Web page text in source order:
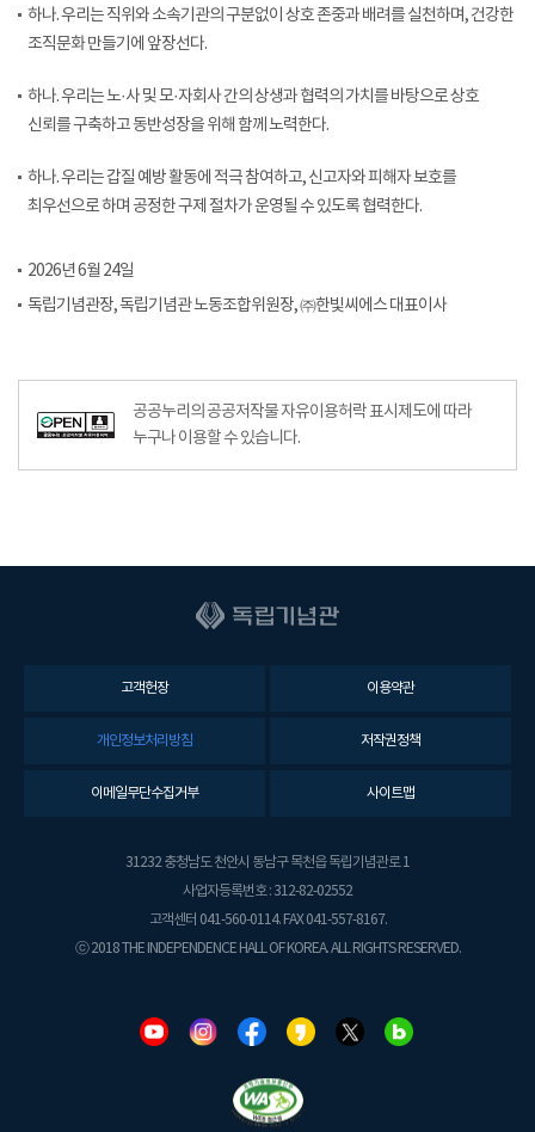
하나. 우리는 직위와 소속기관의 구분없이 상호 존중과 배려를 실천하며, 건강한
조직문화 만들기에 앞장선다.
하나. 우리는 노·사 및 모·자회사 간의 상생과 협력의 가치를 바탕으로 상호
신뢰를 구축하고 동반성장을 위해 함께 노력한다.
하나. 우리는 갑질 예방 활동에 적극 참여하고, 신고자와 피해자 보호를
최우선으로 하며 공정한 구제 절차가 운영될 수 있도록 협력한다.
2026년 6월 24일
독립기념관장, 독립기념관 노동조합위원장, ㈜한빛씨에스 대표이사
공공누리의 공공저작물 자유이용허락 표시제도에 따라
누구나 이용할 수 있습니다.
고객헌장 이용약관
개인정보처리방침 저작권정책
이메일무단수집거부 사이트맵
31232 충청남도 천안시 동남구 목천읍 독립기념관로 1
사업자등록번호 : 312-82-02552
고객센터 041-560-0114. FAX 041-557-8167.
ⓒ 2018 THE INDEPENDENCE HALL OF KOREA. ALL RIGHTS RESERVED.